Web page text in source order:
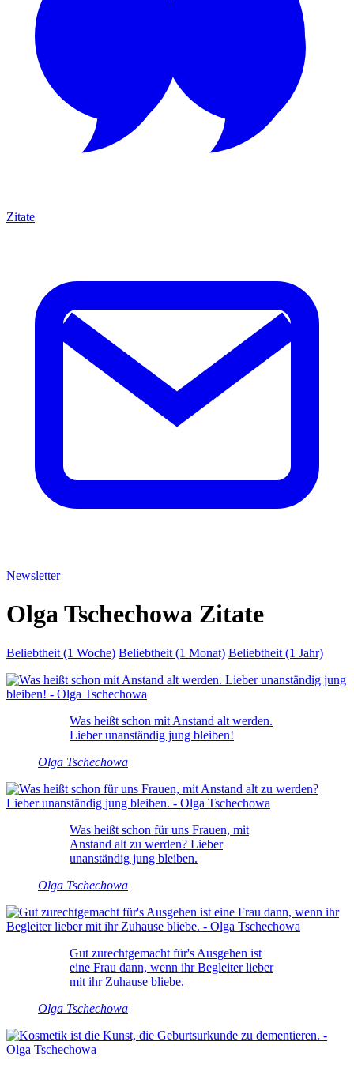
Zitate
Newsletter
Olga Tschechowa Zitate
Beliebtheit (1 Woche) Beliebtheit (1 Monat) Beliebtheit (1 Jahr)
Was heißt schon mit Anstand alt werden.
Lieber unanständig jung bleiben!
Olga Tschechowa
Was heißt schon für uns Frauen, mit
Anstand alt zu werden? Lieber
unanständig jung bleiben.
Olga Tschechowa
Gut zurechtgemacht für's Ausgehen ist
eine Frau dann, wenn ihr Begleiter lieber
mit ihr Zuhause bliebe.
Olga Tschechowa